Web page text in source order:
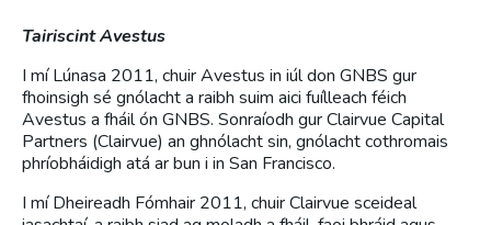
Tairiscint Avestus
I mí Lúnasa 2011, chuir Avestus in iúl don GNBS gur
fhoinsigh sé gnólacht a raibh suim aici fuílleach féich
Avestus a fháil ón GNBS. Sonraíodh gur Clairvue Capital
Partners (Clairvue) an ghnólacht sin, gnólacht cothromais
phríobháidigh atá ar bun i in San Francisco.
I mí Dheireadh Fómhair 2011, chuir Clairvue sceideal